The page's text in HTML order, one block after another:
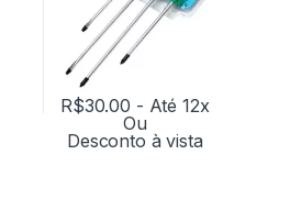
R$30.00 - Até 12x
Ou
Desconto à vista